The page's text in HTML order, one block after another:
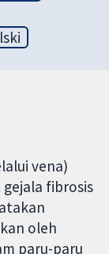
vena)
fibrosis
oleh
paru-paru